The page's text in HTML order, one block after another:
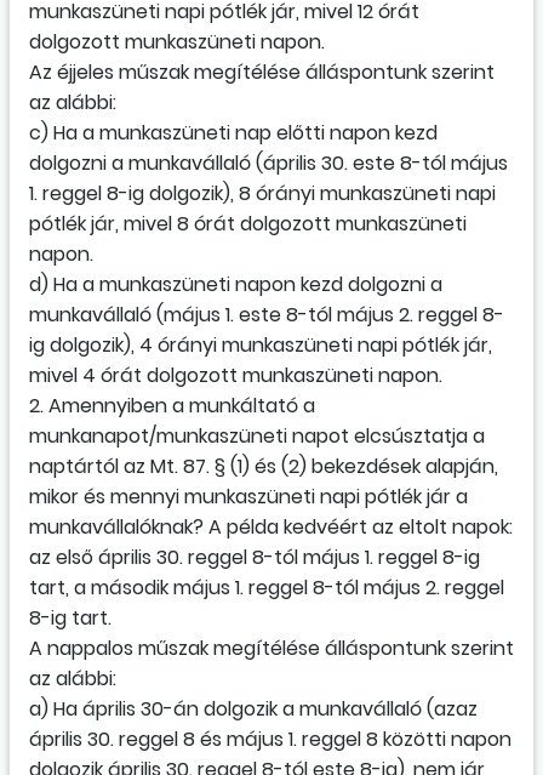
munkaszüneti napi pótlék jár, mivel 12 órát
dolgozott munkaszüneti napon.
Az éjjeles műszak megítélése álláspontunk szerint
az alábbi:
c) Ha a munkaszüneti nap előtti napon kezd
dolgozni a munkavállaló (április 30. este 8-tól május
1. reggel 8-ig dolgozik), 8 órányi munkaszüneti napi
pótlék jár, mivel 8 órát dolgozott munkaszüneti
napon.
d) Ha a munkaszüneti napon kezd dolgozni a
munkavállaló (május 1. este 8-tól május 2. reggel 8-
ig dolgozik), 4 órányi munkaszüneti napi pótlék jár,
mivel 4 órát dolgozott munkaszüneti napon.
2. Amennyiben a munkáltató a
munkanapot/munkaszüneti napot elcsúsztatja a
naptártól az Mt. 87. § (1) és (2) bekezdések alapján,
mikor és mennyi munkaszüneti napi pótlék jár a
munkavállalóknak? A példa kedvéért az eltolt napok:
az első április 30. reggel 8-tól május 1. reggel 8-ig
tart, a második május 1. reggel 8-tól május 2. reggel
8-ig tart.
A nappalos műszak megítélése álláspontunk szerint
az alábbi:
a) Ha április 30-án dolgozik a munkavállaló (azaz
április 30. reggel 8 és május 1. reggel 8 közötti napon